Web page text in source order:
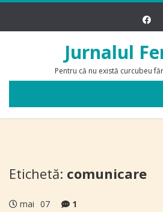
Jurnalul
Pentru că nu există curcubeu
Etichetă: comunicare
mai 07 1